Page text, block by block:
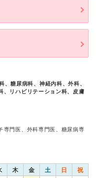
、糖尿病科、神経内科、外科、
、リハビリテーション科、皮膚
専門医、外科専門医、糖尿病専
木 金 土 日 祝